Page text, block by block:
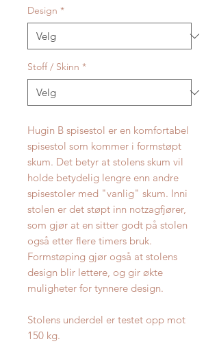
Design *
Stoff / Skinn *
Hugin B spisestol er en komfortabel
spisestol som kommer i formstøpt
skum. Det betyr at stolens skum vil
holde betydelig lengre enn andre
spisestoler med "vanlig" skum. Inni
stolen er det støpt inn notzagfjører,
som gjør at en sitter godt på stolen
også etter flere timers bruk.
Formstøping gjør også at stolens
design blir lettere, og gir økte
muligheter for tynnere design.
Stolens underdel er testet opp mot
150 kg.